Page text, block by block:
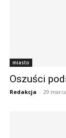
miasto
Oszuści
Redakcja - 29